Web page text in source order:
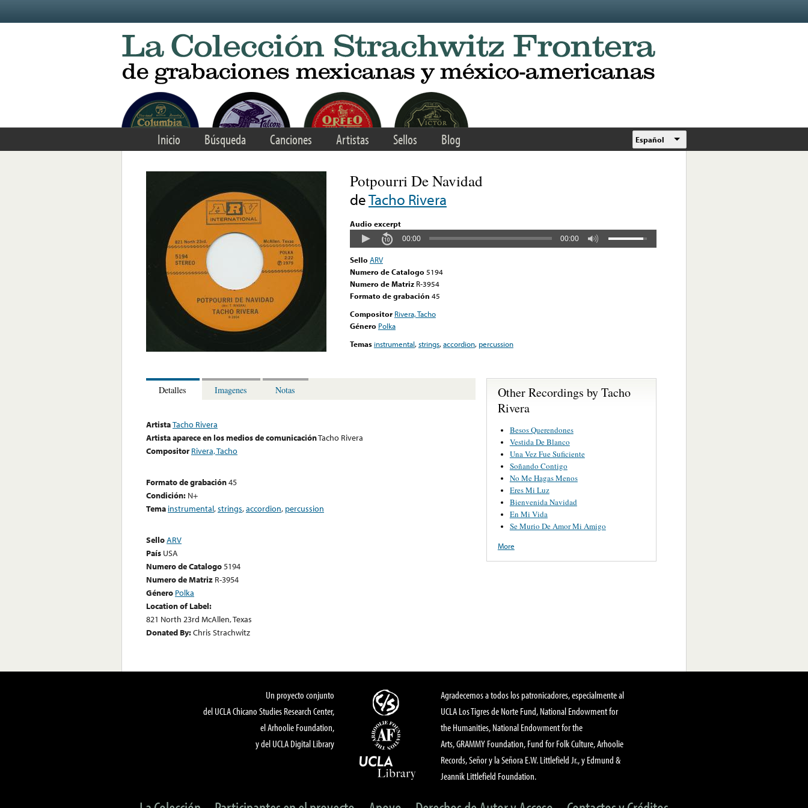
Inicio Búsqueda Canciones Artistas Sellos Blog Español
Potpourri De Navidad
deTacho Rivera
Audio excerpt
00:00 00:00
Sello ARV
Numero de Catalogo 5194
Numero de Matriz R-3954
Formato de grabación 45
Compositor Rivera, Tacho
Género Polka
Temas instrumental,strings,accordion, percussion
Detalles Imagenes Notas
ArtistaTacho Rivera
Artista aparece en los medios de comunicaciónTacho Rivera
Compositor Rivera, Tacho
Formato de grabación45
Condición: N+
Tema instrumental,strings,accordion, percussion
SelloARV
País USA
Numero de Catalogo5194
Numero de Matriz R-3954
Género Polka
Location of Label:
821 North 23rd McAllen, Texas
Donated By:Chris Strachwitz
Other Recordings by Tacho
Rivera
Besos Querendones
Vestida De Blanco
Una Vez Fue Suficiente
Soñando Contigo
No Me Hagas Menos
Eres Mi Luz
Bienvenida Navidad
En Mi Vida
Se Murio De Amor Mi Amigo
More
Un proyecto conjunto
del UCLA Chicano Studies Research Center,
el Arhoolie Foundation,
y del UCLA Digital Library
Agradecemos a todos los patronicadores, especialmente al
UCLA Los Tigres de Norte Fund, National Endowment for
the Humanities, National Endowment for the
Arts, GRAMMY Foundation, Fund for Folk Culture, Arhoolie
Records, Señor y la Señora E.W. Littlefield Jr., y Edmund &
Jeannik Littlefield Foundation.